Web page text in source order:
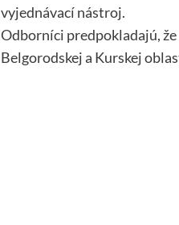
vyjednávací nástroj.
Odborníci predpokladajú,
Belgorodskej a Kurskej